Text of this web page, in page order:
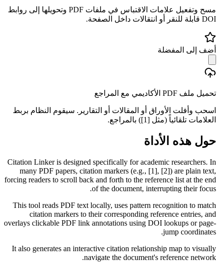
مسح وتفعيل علامات الاقتباس في ملفات PDF وتحويلها إلى روابط
DOI قابلة للنقر أو انتقالات داخل الصفحة.
أضف إلى المفضلة
تحميل ملف PDF الأكاديمي مع المراجع
اسحب وأفلت الأوراق أو المقالات أو التقارير. سيقوم النظام بربط
العلامات تلقائياً (مثل [1]) بالمراجع.
حول هذه الأداة
Citation Linker is designed specifically for academic researchers. In
many PDF papers, citation markers (e.g., [1], [2]) are plain text,
forcing readers to scroll back and forth to the reference list at the end
of the document, interrupting their focus.
This tool reads PDF text locally, uses pattern recognition to match
citation markers to their corresponding reference entries, and
overlays clickable PDF link annotations using DOI lookups or page-
jump coordinates.
It also generates an interactive citation relationship map to visually
navigate the document's reference network.